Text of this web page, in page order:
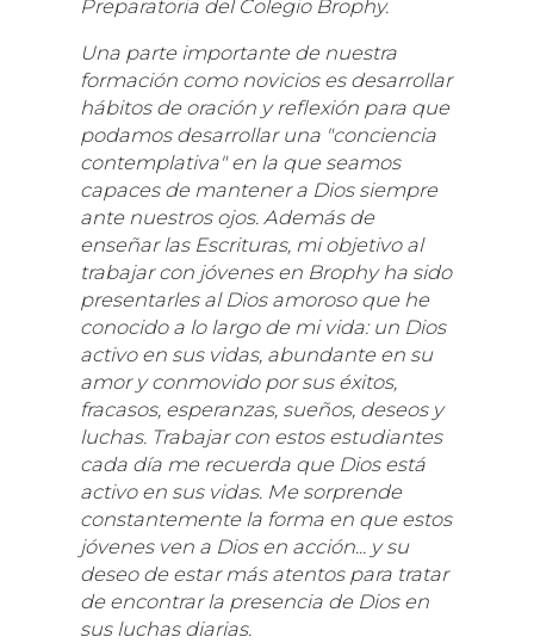
Preparatoria del Colegio Brophy.
Una parte importante de nuestra
formación como novicios es desarrollar
hábitos de oración y reflexión para que
podamos desarrollar una "conciencia
contemplativa" en la que seamos
capaces de mantener a Dios siempre
ante nuestros ojos. Además de
enseñar las Escrituras, mi objetivo al
trabajar con jóvenes en Brophy ha sido
presentarles al Dios amoroso que he
conocido a lo largo de mi vida: un Dios
activo en sus vidas, abundante en su
amor y conmovido por sus éxitos,
fracasos, esperanzas, sueños, deseos y
luchas. Trabajar con estos estudiantes
cada día me recuerda que Dios está
activo en sus vidas. Me sorprende
constantemente la forma en que estos
jóvenes ven a Dios en acción... y su
deseo de estar más atentos para tratar
de encontrar la presencia de Dios en
sus luchas diarias.